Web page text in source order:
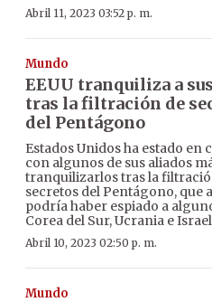
Abril 11, 2023 03:52 p. m.
Mundo
EEUU tranquiliza a
tras la filtración de
del Pentágono
Estados Unidos ha estado
con algunos de sus aliados
tranquilizarlos tras la
secretos del Pentágono, que
podría haber espiado a
Corea del Sur, Ucrania e
Abril 10, 2023 02:50 p. m.
Mundo